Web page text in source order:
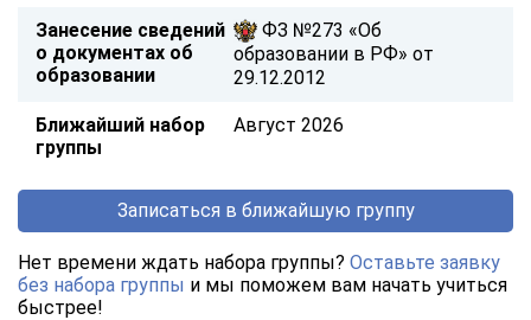
Занесение сведений
о документах об
образовании
ФЗ №273 «Об
образовании в РФ» от
29.12.2012
Ближайший набор
группы
Август 2026
Записаться в ближайшую группу
Нет времени ждать набора группы? Оставьте заявку
без набора группы и мы поможем вам начать учиться
быстрее!